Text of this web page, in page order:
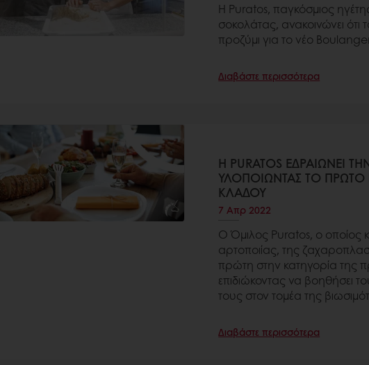
Η Puratos, παγκόσμιος
σοκολάτας, ανακοινώνει ότι
προζύμι για το νέο
Διαβάστε περισσότερα
Η PURATOS ΕΔΡΑΙΩΝΕΙ
ΥΛΟΠΟΙΩΝΤΑΣ ΤΟ
ΚΛΑΔΟΥ
7 Απρ 2022
Ο Όμιλος Puratos, ο οποίος
αρτοποιίας, της
πρώτη στην κατηγορία της
επιδιώκοντας να βοηθήσει
τους στον τομέα της
Διαβάστε περισσότερα